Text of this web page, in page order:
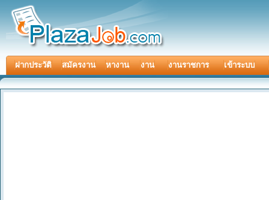
ฝากประวัติ สมัครงาน หางาน งาน งานราชการ เข้าระบบ